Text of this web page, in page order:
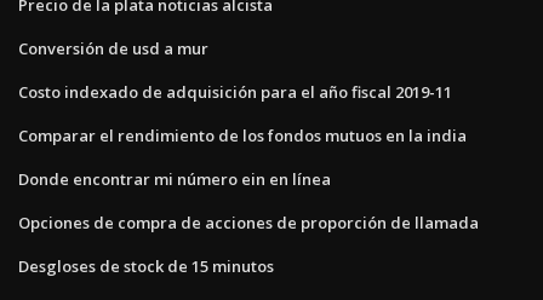
Precio de la plata noticias alcista
Conversión de usd a mur
Costo indexado de adquisición para el año fiscal 2019-11
Comparar el rendimiento de los fondos mutuos en la india
Donde encontrar mi número ein en línea
Opciones de compra de acciones de proporción de llamada
Desgloses de stock de 15 minutos